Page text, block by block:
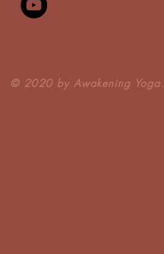
​© 2020 by Awakening Yoga.